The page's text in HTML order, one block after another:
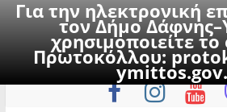
Για την ηλεκτρονική
τον Δήμο
χρησιμοποιείτε
Πρωτοκόλλου:
to
Σάββατο, 8